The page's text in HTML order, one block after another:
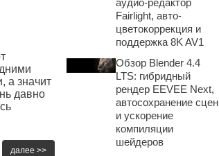
а значит
давно
далее >>
аудио-редактор
Fairlight, авто-
цветокоррекция и
поддержка 8K AV1
Обзор Blender 4.4
LTS: гибридный
рендер EEVEE Next,
автосохранение сцен
и ускорение
компиляции
шейдеров